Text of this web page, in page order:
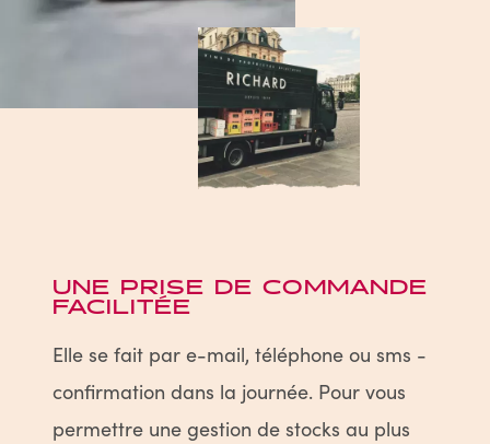
UNE PRISE DE COMMANDE
FACILITÉE
Elle se fait par e-mail, téléphone ou sms -
confirmation dans la journée. Pour vous
permettre une gestion de stocks au plus